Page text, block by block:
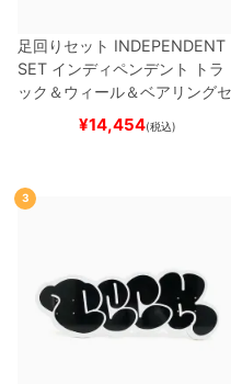
足回りセット INDEPENDENT
SET インディペンデント
トラ
ック＆ウィール＆ベアリングセ
（トリック用）
ード スケボー
¥14,454(税込)
3